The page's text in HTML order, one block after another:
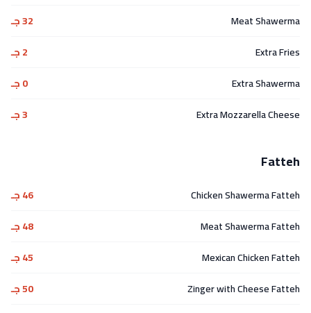
Meat Shawerma
32 جـ
Extra Fries
2 جـ
Extra Shawerma
0 جـ
Extra Mozzarella Cheese
3 جـ
Fatteh
Chicken Shawerma Fatteh
46 جـ
Meat Shawerma Fatteh
48 جـ
Mexican Chicken Fatteh
45 جـ
Zinger with Cheese Fatteh
50 جـ